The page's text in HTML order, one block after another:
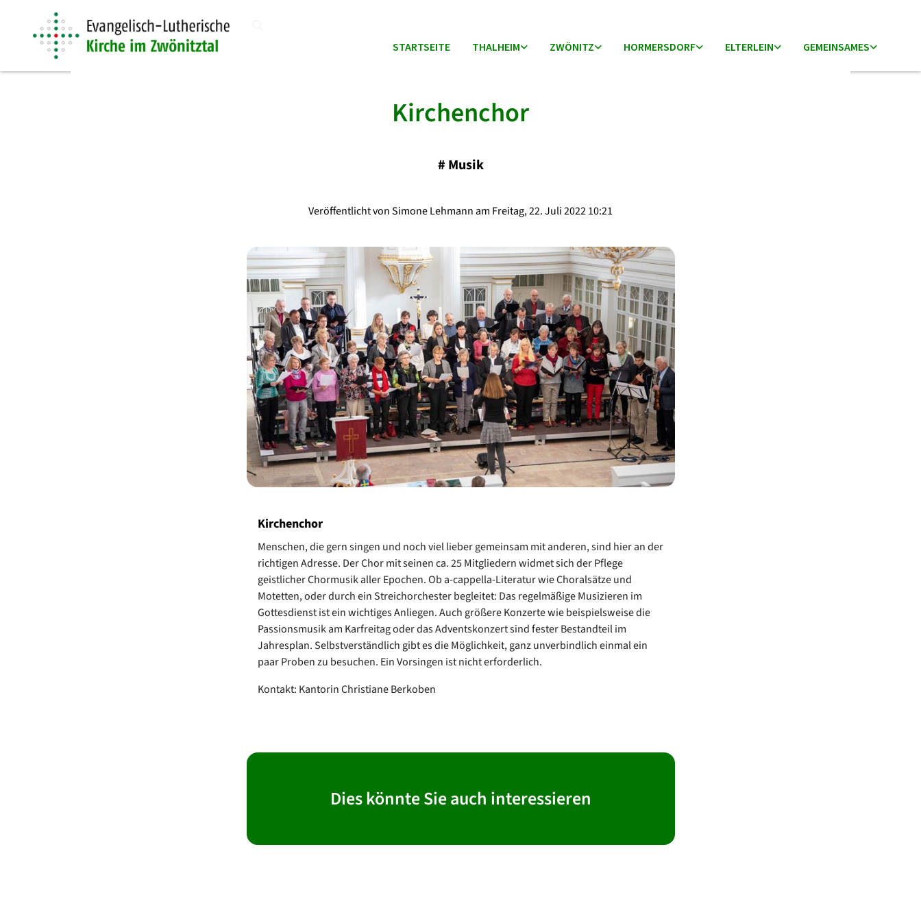
STARTSEITE THALHEIM ZWÖNITZ HORMERSDORF ELTERLEIN GEMEINSAMES
Kirchenchor
# Musik
Veröffentlicht von Simone Lehmann am Freitag, 22. Juli 2022 10:21
Kirchenchor
Menschen, die gern singen und noch viel lieber gemeinsam mit anderen, sind hier an der
richtigen Adresse. Der Chor mit seinen ca. 25 Mitgliedern widmet sich der Pflege
geistlicher Chormusik aller Epochen. Ob a-cappella-Literatur wie Choralsätze und
Motetten, oder durch ein Streichorchester begleitet: Das regelmäßige Musizieren im
Gottesdienst ist ein wichtiges Anliegen. Auch größere Konzerte wie beispielsweise die
Passionsmusik am Karfreitag oder das Adventskonzert sind fester Bestandteil im
Jahresplan. Selbstverständlich gibt es die Möglichkeit, ganz unverbindlich einmal ein
paar Proben zu besuchen. Ein Vorsingen ist nicht erforderlich.
Kontakt: Kantorin Christiane Berkoben
Dies könnte Sie auch interessieren